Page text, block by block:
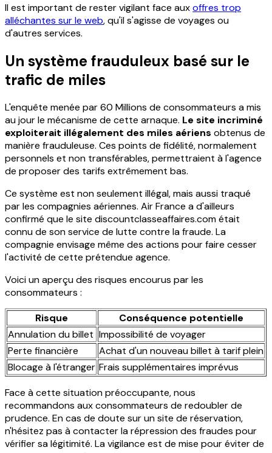
Il est important de rester vigilant face auxoffres trop
alléchantes sur le web, qu'il s'agisse de voyages ou
d'autres services.
Un système frauduleux basé sur le
trafic de miles
L'enquête menée par 60 Millions de consommateurs a mis
au jour le mécanisme de cette arnaque. Le site incriminé
exploiterait illégalement des miles aériens obtenus de
manière frauduleuse. Ces points de fidélité, normalement
personnels et non transférables, permettraient à l'agence
de proposer des tarifs extrêmement bas.
Ce système est non seulement illégal, mais aussi traqué
par les compagnies aériennes. Air France a d'ailleurs
confirmé que le site discountclasseaffaires.com était
connu de son service de lutte contre la fraude. La
compagnie envisage même des actions pour faire cesser
l'activité de cette prétendue agence.
Voici un aperçu des risques encourus par les
consommateurs :
Risque
Conséquence potentielle
Annulation du billet Impossibilité de voyager
Perte financière
Achat d'un nouveau billet à tarif plein
Blocage à l'étranger Frais supplémentaires imprévus
Face à cette situation préoccupante, nous
recommandons aux consommateurs de redoubler de
prudence. En cas de doute sur un site de réservation,
n'hésitez pas à contacter la répression des fraudes pour
vérifier sa légitimité. La vigilance est de mise pour éviter de